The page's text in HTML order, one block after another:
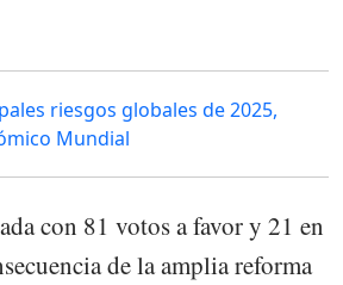
riesgos globales de 2025,
Mundial
con 81 votos a favor y 21 en
de la amplia reforma